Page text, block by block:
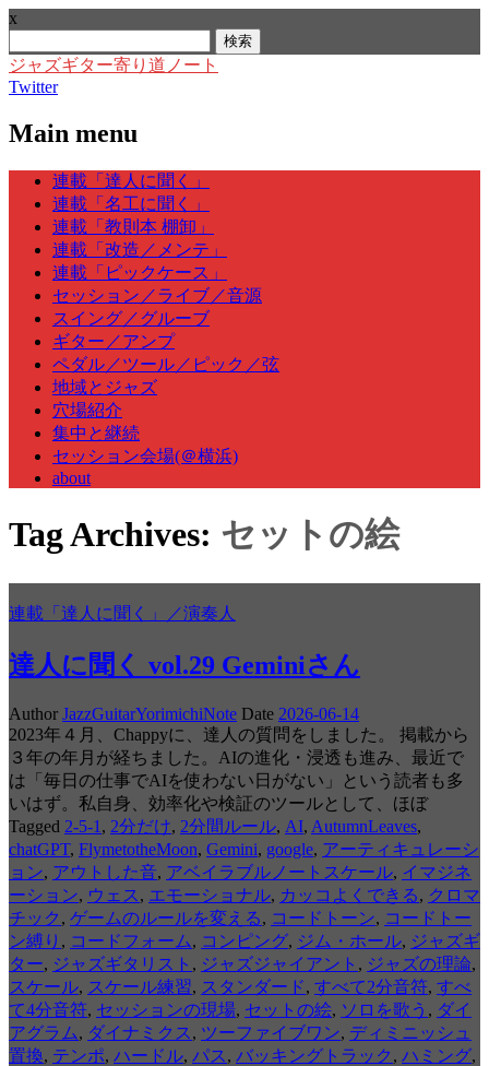
x
索:
ジャズギター寄り道ノート
Twitter
Main menu
Skip
content
連載「達人に聞く」
連載「名工に聞く」
連載「教則本 棚卸」
連載「改造／メンテ」
連載「ピックケース」
セッション／ライブ／音源
スイング／グルーブ
ギター／アンプ
ペダル／ツール／ピック／弦
地域とジャズ
穴場紹介
集中と継続
セッション会場(＠横浜)
about
Tag Archives: セットの絵
連載「達人に聞く」／演奏人
達人に聞く vol.29 Geminiさん
Author JazzGuitarYorimichiNote Date 2026-06-14
2023年４月、Chappyに、達人の質問をしました。 掲載から
３年の年月が経ちました。AIの進化・浸透も進み、最近で
は「毎日の仕事でAIを使わない日がない」という読者も多
いはず。私自身、効率化や検証のツールとして、ほぼ
Tagged 2-5-1 , 2分だけ, 2分間ルール, AI, AutumnLeaves,
chatGPT, FlymetotheMoon, Gemini, google, アーティキュレーシ
ョン, アウトした音, アベイラブルノートスケール, イマジネ
ーション, ウェス , エモーショナル, カッコよくできる, クロマ
チック , ゲームのルールを変える, コードトーン, コードトー
ン縛り , コードフォーム, コンピング, ジム・ホール, ジャズギ
ター, ジャズギタリスト , ジャズジャイアント , ジャズの理論,
スケール, スケール練習, スタンダード, すべて2分音符, すべ
て4分音符, セッションの現場, セットの絵, ソロを歌う , ダイ
アグラム, ダイナミクス , ツーファイブワン, ディミニッシュ
置換, テンポ, ハードル, パス , バッキングトラック , ハミング,